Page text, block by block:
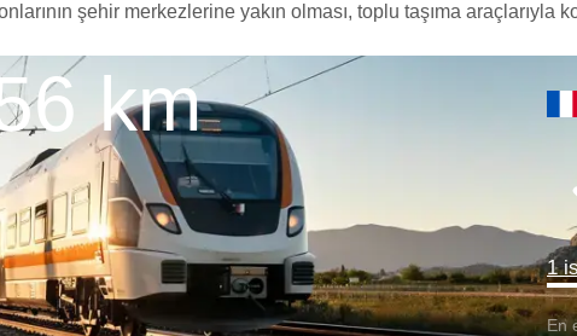
şehir merkezlerine yakın olması, toplu taşıma araçlarıyla
km
1
En